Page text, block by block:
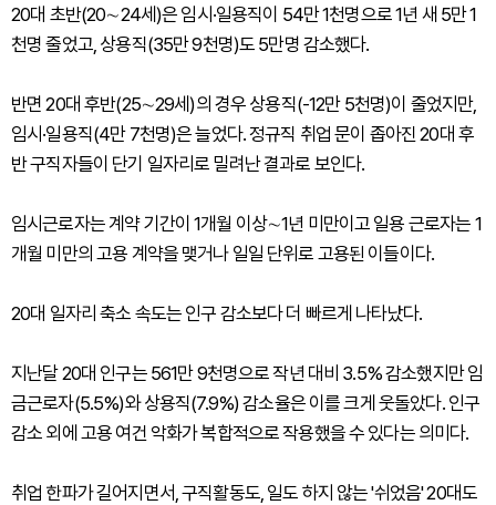
20대 초반(20∼24세)은 임시·일용직이 54만 1천명으로 1년 새 5만 1
천명 줄었고, 상용직(35만 9천명)도 5만명 감소했다.
반면 20대 후반(25∼29세)의 경우 상용직(-12만 5천명)이 줄었지만,
임시·일용직(4만 7천명)은 늘었다. 정규직 취업 문이 좁아진 20대 후
반 구직자들이 단기 일자리로 밀려난 결과로 보인다.
임시근로자는 계약 기간이 1개월 이상∼1년 미만이고 일용 근로자는 1
개월 미만의 고용 계약을 맺거나 일일 단위로 고용된 이들이다.
20대 일자리 축소 속도는 인구 감소보다 더 빠르게 나타났다.
지난달 20대 인구는 561만 9천명으로 작년 대비 3.5% 감소했지만 임
금근로자(5.5%)와 상용직(7.9%) 감소율은 이를 크게 웃돌았다. 인구
감소 외에 고용 여건 악화가 복합적으로 작용했을 수 있다는 의미다.
취업 한파가 길어지면서, 구직활동도, 일도 하지 않는 '쉬었음' 20대도